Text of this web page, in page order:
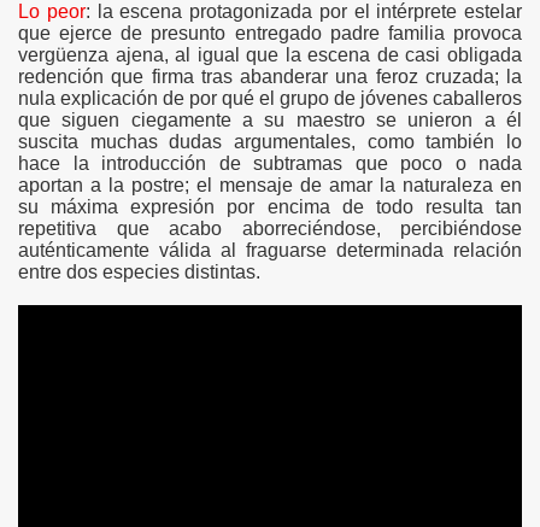
Lo peor: la escena protagonizada por el intérprete estelar
que ejerce de presunto entregado padre familia provoca
vergüenza ajena, al igual que la escena de casi obligada
redención que firma tras abanderar una feroz cruzada; la
nula explicación de por qué el grupo de jóvenes caballeros
que siguen ciegamente a su maestro se unieron a él
suscita muchas dudas argumentales, como también lo
hace la introducción de subtramas que poco o nada
aportan a la postre; el mensaje de amar la naturaleza en
su máxima expresión por encima de todo resulta tan
repetitiva que acabo aborreciéndose, percibiéndose
auténticamente válida al fraguarse determinada relación
entre dos especies distintas.